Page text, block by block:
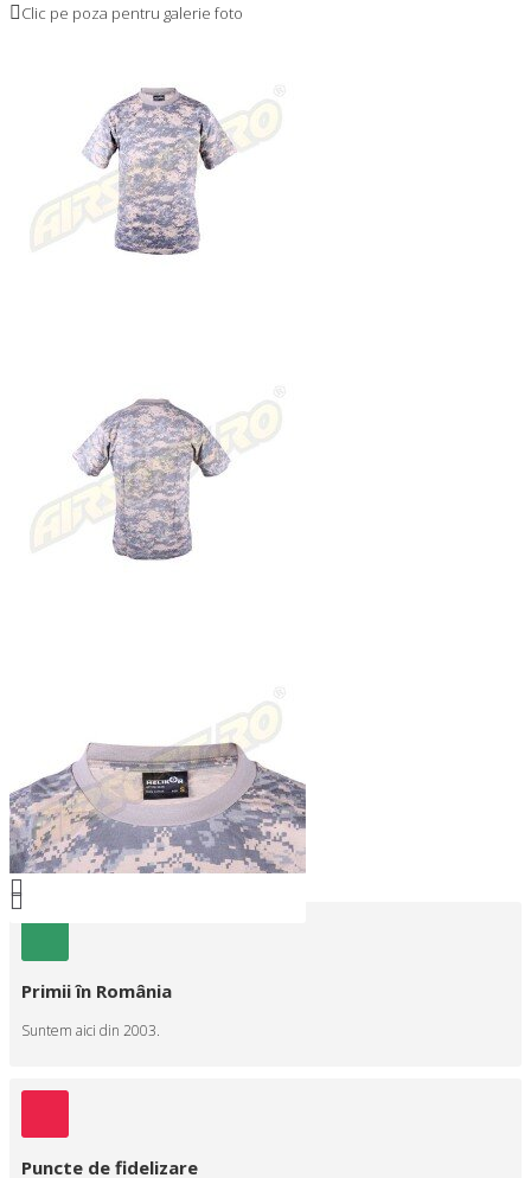
Clic pe poza pentru galerie foto
Primii în România
Suntem aici din 2003.
Puncte de fidelizare